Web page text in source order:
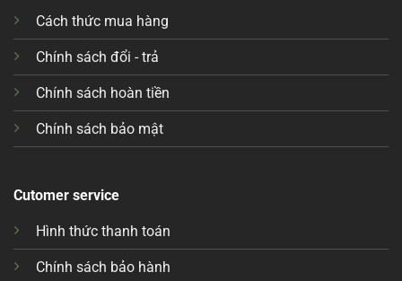
Cách thức mua hàng
Chính sách đổi - trả
Chính sách hoàn tiền
Chính sách bảo mật
Cutomer service
Hình thức thanh toán
Chính sách bảo hành